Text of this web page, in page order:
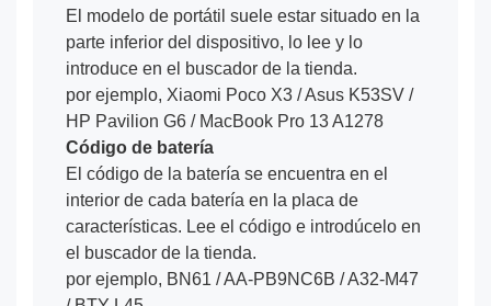
El modelo de portátil suele estar situado en la
parte inferior del dispositivo, lo lee y lo
introduce en el buscador de la tienda.
por ejemplo, Xiaomi Poco X3 / Asus K53SV /
HP Pavilion G6 / MacBook Pro 13 A1278
Código de batería
El código de la batería se encuentra en el
interior de cada batería en la placa de
características. Lee el código e introdúcelo en
el buscador de la tienda.
por ejemplo, BN61 / AA-PB9NC6B / A32-M47